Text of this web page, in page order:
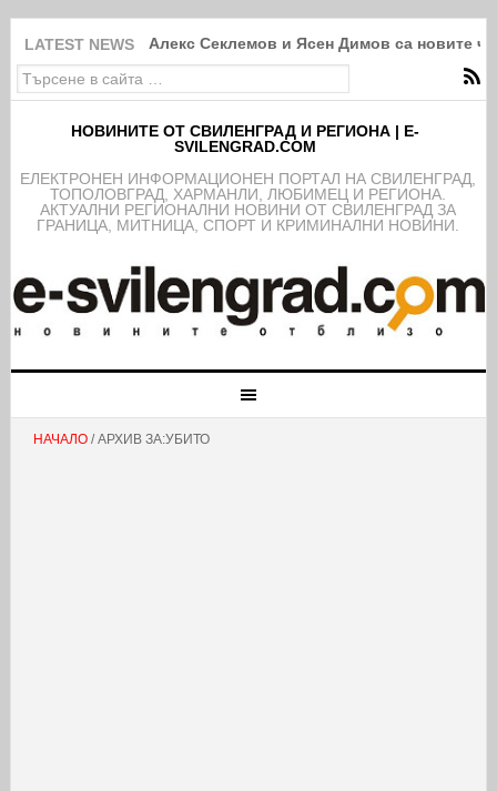
LATEST NEWS Алекс Секлемов и Ясен Димов са новите
НОВИНИТЕ ОТ СВИЛЕНГРАД И РЕГИОНА | E-
SVILENGRAD.COM
EЛЕКТРОНЕН ИНФОРМАЦИОНЕН ПОРТАЛ НА СВИЛЕНГРАД,
ТОПОЛОВГРАД, ХАРМАНЛИ, ЛЮБИМЕЦ И РЕГИОНА.
АКТУАЛНИ РЕГИОНАЛНИ НОВИНИ ОТ СВИЛЕНГРАД ЗА
ГРАНИЦА, МИТНИЦА, СПОРТ И КРИМИНАЛНИ НОВИНИ.
НАЧАЛО/ АРХИВ ЗА:УБИТО